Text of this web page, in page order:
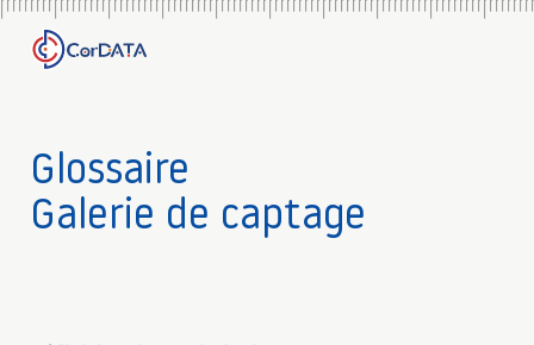
Glossaire
Galerie de captage